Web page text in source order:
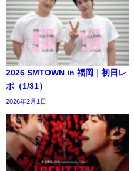
2026 SMTOWN in 福岡｜初日レ
ポ（1/31）
2026年2月1日